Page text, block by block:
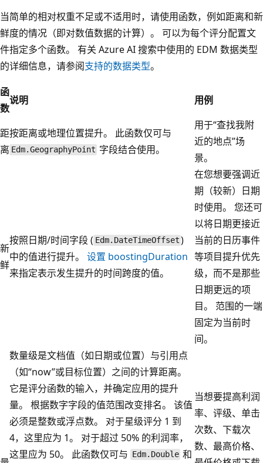
当简单的相对权重不足或不适用时，请使用函数，例如距离和新
鲜度的情况（即对数值数据的计算）。 可以为每个评分配置文
件指定多个函数。 有关 Azure AI 搜索中使用的 EDM 数据类型
的详细信息，请参阅支持的数据类型。
函
数
说明 用例
距
离
按距离或地理位置提升。 此函数仅可与
Edm.GeographyPoint 字段结合使用。
用于“查找我附
近的地点”场
景。
新
鲜
按照日期/时间字段 ( Edm.DateTimeOffset )
中的值进行提升。 设置 boostingDuration
来指定表示发生提升的时间跨度的值。
在您想要强调近
期（较新）日期
时使用。 您还可
以将日期更接近
当前的日历事件
等项目提升优先
级，而不是那些
日期更远的项
目。 范围的一端
固定为当前时
间。
数量级是文档值（如日期或位置）与引用点
（如“now”或目标位置）之间的计算距离。
它是评分函数的输入，并确定应用的提升
量。 根据数字字段的值范围改变排名。 该值
必须是整数或浮点数。 对于星级评分 1 到
4，这里应为 1。 对于超过 50% 的利润率，
这里应为 50。 此函数仅可与 Edm.Double 和
当想要提高利润
率、评级、单击
次数、下载次
数、最高价格、